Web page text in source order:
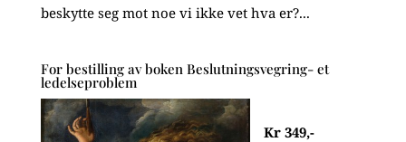
beskytte seg mot noe vi ikke vet hva er?...
For bestilling av boken Beslutningsvegring- et
ledelseproblem
Kr 349,-